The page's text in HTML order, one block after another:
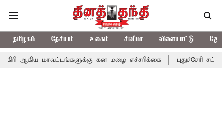
தமிழகம் தேசியம் உலகம் சினிமா விளையாட்டு
கன மழை எச்சரிக்கை புதுச்சேரி சட்டசபையில்